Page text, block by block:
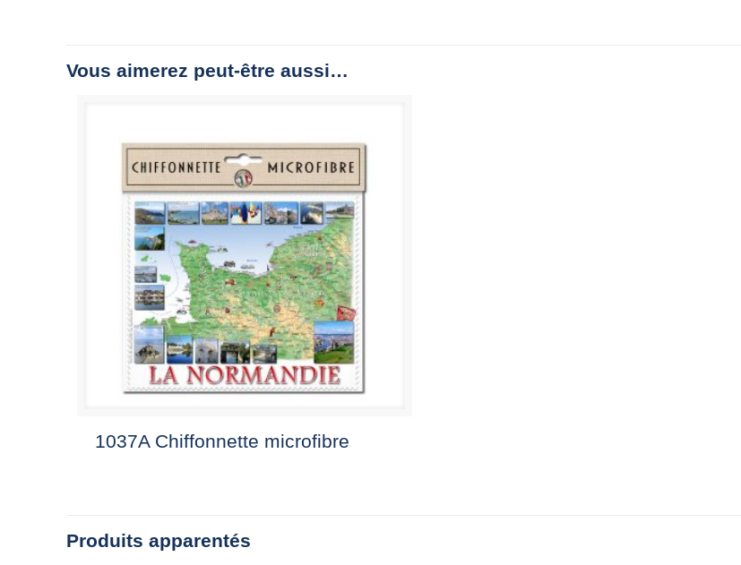
Vous aimerez peut-être aussi…
1037A Chiffonnette microfibre
Produits apparentés